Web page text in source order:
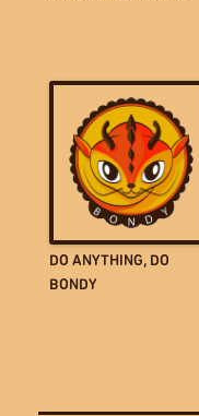
DO ANYTHING, DO
BONDY